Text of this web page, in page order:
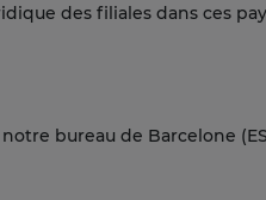
des filiales dans ces
bureau de Barcelone